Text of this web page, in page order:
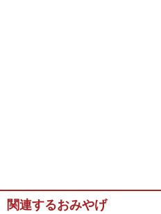
関連するおみやげ